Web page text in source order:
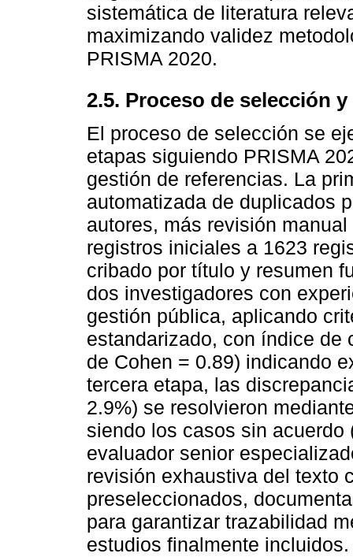
sistemática de literatura
maximizando validez
PRISMA 2020.
2.5. Proceso de selección
El proceso de selección se
etapas siguiendo PRISMA
gestión de referencias. La
automatizada de duplicados
autores, más revisión
registros iniciales a 1623
cribado por título y resumen
dos investigadores con
gestión pública, aplicando
estandarizado, con índice de
de Cohen = 0.89) indicando
tercera etapa, las
2.9%) se resolvieron
siendo los casos sin acuerdo
evaluador senior
revisión exhaustiva del texto
preseleccionados,
para garantizar trazabilidad
estudios finalmente incluidos.